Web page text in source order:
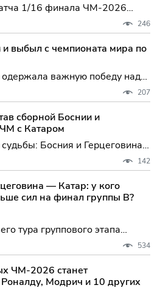
1/16 финала ЧМ-2026
и Герцеговины.
с проклятием
Эдин Джеко вновь в игре,
позиционном давлении и
246
и выбыл с чемпионата мира по
одержала важную победу над
на выход в плей-офф
борьбы на чемпионате
в этом году проходит сразу
207
сборной Боснии и
с Катаром
Босния и Герцеговина и
составы на решающий
в Сиэтле
сборные Боснии и
стартовые составы на
142
— Катар: у кого
сил на финал группы B?
тура группового этапа
Боснией и Герцеговиной и
тактических промахов,
и итоговый сценарий игры
534
ЧМ-2026 станет
Модрич и 10 других